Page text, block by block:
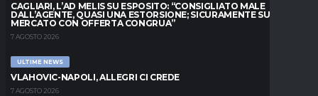
CAGLIARI, L’AD MELIS SU ESPOSITO: “CONSIGLIATO MALE
DALL’AGENTE, QUASI UNA ESTORSIONE; SICURAMENTE SUL
MERCATO CON OFFERTA CONGRUA”
7 AGOSTO 2026
ULTIME NEWS
VLAHOVIC-NAPOLI, ALLEGRI CI CREDE
7 AGOSTO 2026